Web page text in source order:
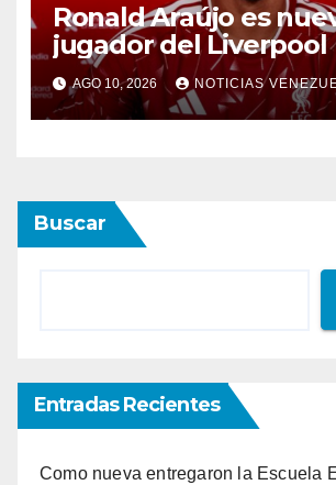
Ronald Araújo es
jugador del Liverpool
AGO 10, 2026 NOTICIAS
Buscar
Entradas Recientes
Como nueva entregaron la Escuela